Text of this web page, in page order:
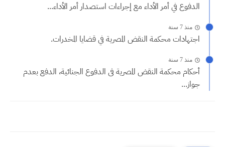
الدفوع في أمر الأداء مع إجراءات استصدار أمر الأداء...
منذ 7 سنة
اجتهادات محكمة النقض المصرية في قضايا المخدرات.
منذ 7 سنة
أحكام محكمة النقض المصرية فى الدفوع الجنائية، الدفع بعدم
جواز...